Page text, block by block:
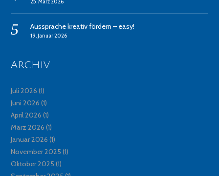
25. März 2026
Aussprache kreativ fördern – easy!
19. Januar 2026
Archiv
Juli 2026 (1)
Juni 2026 (1)
April 2026 (1)
März 2026 (1)
Januar 2026 (1)
November 2025 (1)
Oktober 2025 (1)